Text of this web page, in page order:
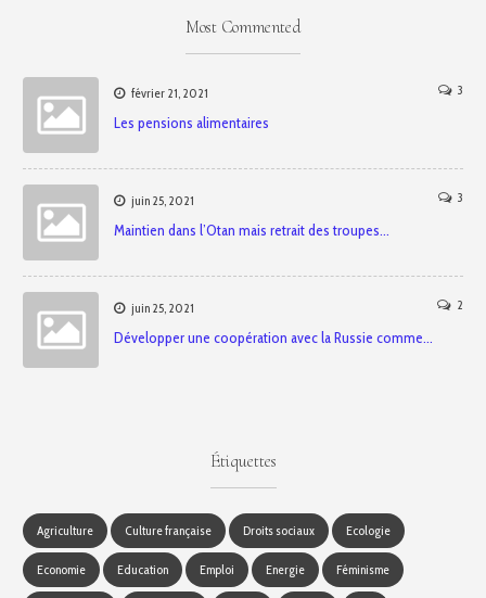
Most Commented
février 21, 2021 3
Les pensions alimentaires
juin 25, 2021 3
Maintien dans l’Otan mais retrait des troupes…
juin 25, 2021 2
Développer une coopération avec la Russie comme…
Étiquettes
Agriculture Culture française Droits sociaux Ecologie
Economie Education Emploi Energie Féminisme